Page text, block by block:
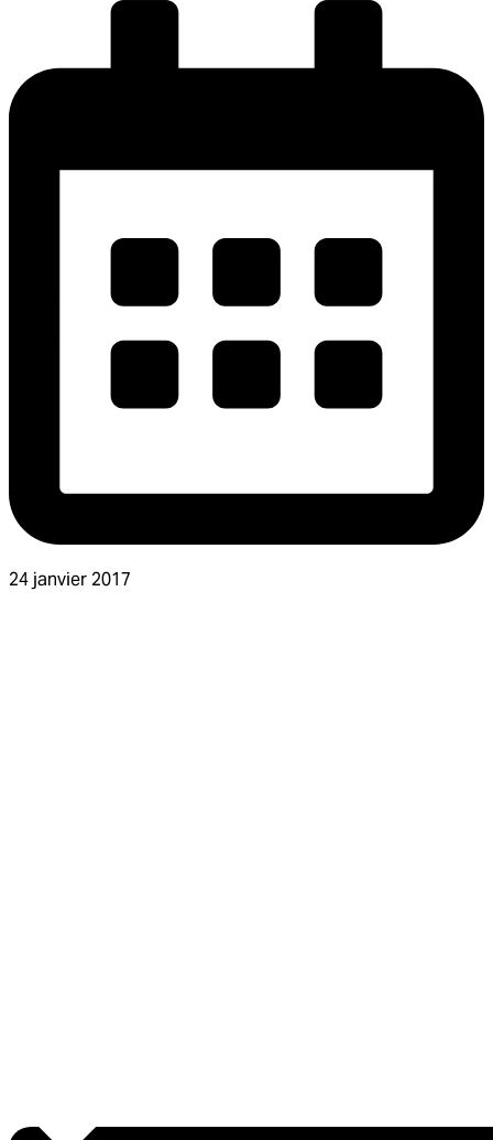
24 janvier 2017